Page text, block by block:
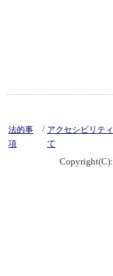
法的事
項
/ アクセシビリテ
て